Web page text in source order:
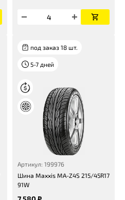
под заказ 18 шт.
5-7 дней
Артикул: 199976
Шина Maxxis MA-Z4S 215/45R17
91W